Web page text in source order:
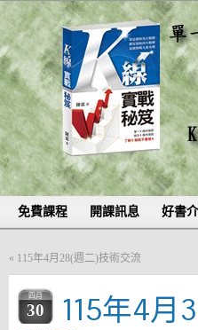
免費課程 開課訊息 好書
« 115年4月28(週二)技術交流
四月
30 115年4月